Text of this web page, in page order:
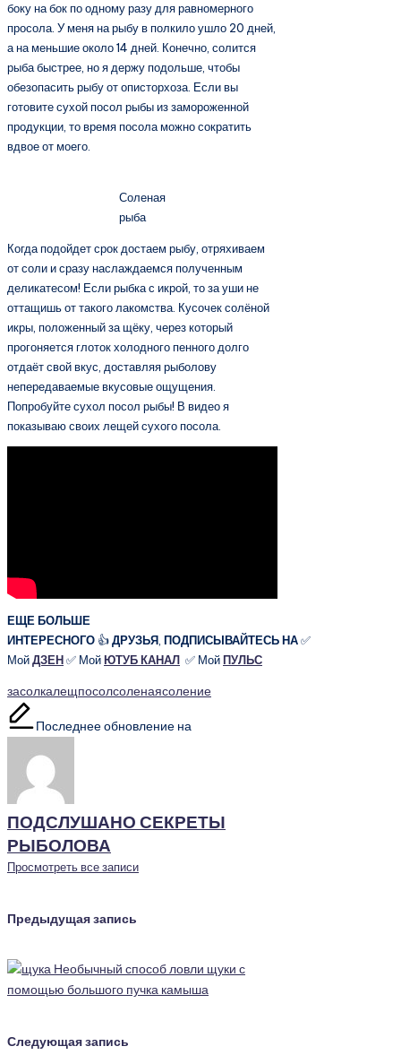
боку на бок по одному разу для равномерного
просола. У меня на рыбу в полкило ушло 20 дней,
а на меньшие около 14 дней. Конечно, солится
рыба быстрее, но я держу подольше, чтобы
обезопасить рыбу от описторхоза. Если вы
готовите сухой посол рыбы из замороженной
продукции, то время посола можно сократить
вдвое от моего.
Соленая
рыба
Когда подойдет срок достаем рыбу, отряхиваем
от соли и сразу наслаждаемся полученным
деликатесом! Если рыбка с икрой, то за уши не
оттащишь от такого лакомства. Кусочек солёной
икры, положенный за щёку, через который
прогоняется глоток холодного пенного долго
отдаёт свой вкус, доставляя рыболову
непередаваемые вкусовые ощущения.
Попробуйте сухол посол рыбы! В видео я
показываю своих лещей сухого посола.
ЕЩЕ БОЛЬШЕ
ИНТЕРЕСНОГО 👍ДРУЗЬЯ, ПОДПИСЫВАЙТЕСЬНА✅
МойДЗЕН✅ МойЮТУБ КАНАЛ ✅ МойПУЛЬС
Метки:
засолкалещпосолсоленаясоление
Последнее обновление на
ПОДСЛУШАНО СЕКРЕТЫ
РЫБОЛОВА
Просмотреть все записи
Навигация
записи
Предыдущая запись
Необычный способ ловли щуки с
помощью большого пучка камыша
Следующая запись